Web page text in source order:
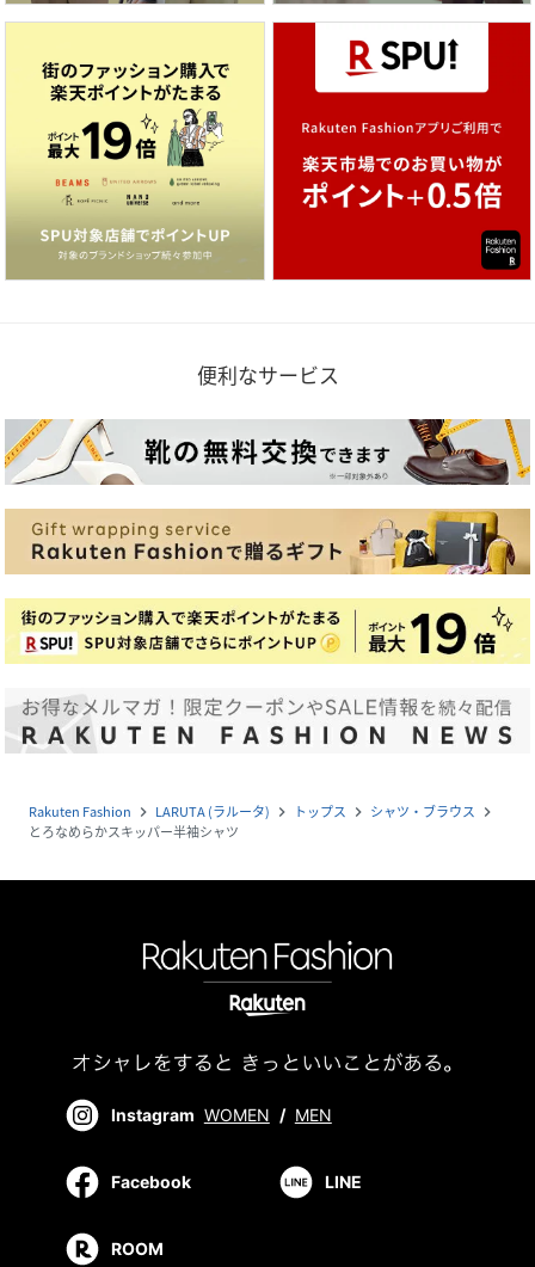
便利なサービス
Rakuten Fashion navigate_next LARUTA (ラルータ) navigate_next トップス navigate_next シャツ・ブラウス navigate_next
とろなめらかスキッパー半袖シャツ
Instagram WOMEN / MEN
Facebook LINE
ROOM